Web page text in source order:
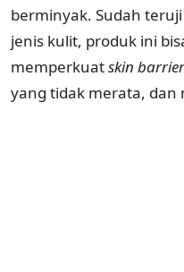
berminyak. Sudah
jenis kulit, produk ini
memperkuatskin barrier
yang tidak merata,